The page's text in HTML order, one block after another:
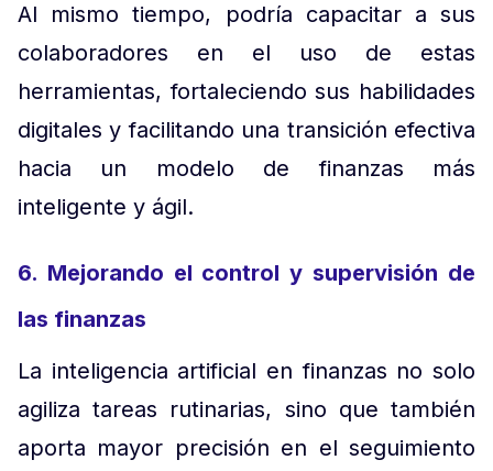
Al mismo tiempo, podría capacitar a sus
colaboradores en el uso de estas
herramientas, fortaleciendo sus habilidades
digitales y facilitando una transición efectiva
hacia un modelo de finanzas más
inteligente y ágil.
6. Mejorando el control y supervisión de
las finanzas
La inteligencia artificial en finanzas no solo
agiliza tareas rutinarias, sino que también
aporta mayor precisión en el seguimiento